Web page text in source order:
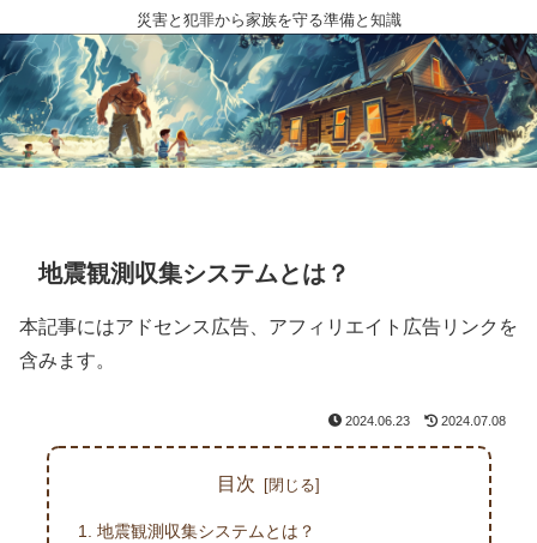
災害と犯罪から家族を守る準備と知識
地震観測収集システムとは？
本記事にはアドセンス広告、アフィリエイト広告リンクを
含みます。
2024.06.23 2024.07.08
目次
地震観測収集システムとは？